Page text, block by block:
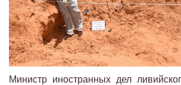
Министр иностранных дел